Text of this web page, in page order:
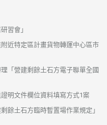
習會」
近特定區計畫貨物轉運中心區市
「營建剩餘土石方電子聯單全國
明文件欄位資料填寫方式1案
餘土石方臨時暫置場作業規定」